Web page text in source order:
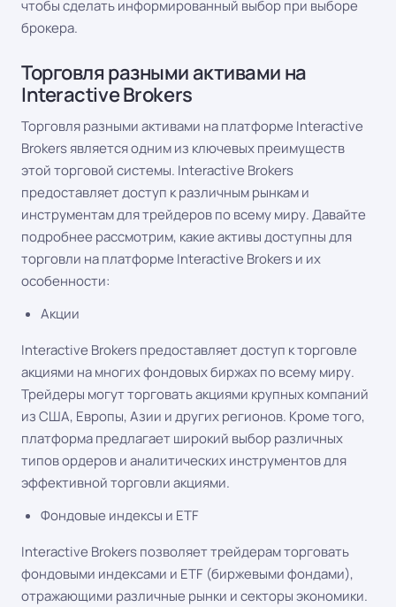
чтобы сделать информированный выбор при выборе
брокера.
Торговля разными активами на
Interactive Brokers
Торговля разными активами на платформе Interactive
Brokers является одним из ключевых преимуществ
этой торговой системы. Interactive Brokers
предоставляет доступ к различным рынкам и
инструментам для трейдеров по всему миру. Давайте
подробнее рассмотрим, какие активы доступны для
торговли на платформе Interactive Brokers и их
особенности:
Акции
Interactive Brokers предоставляет доступ к торговле
акциями на многих фондовых биржах по всему миру.
Трейдеры могут торговать акциями крупных компаний
из США, Европы, Азии и других регионов. Кроме того,
платформа предлагает широкий выбор различных
типов ордеров и аналитических инструментов для
эффективной торговли акциями.
Фондовые индексы и ETF
Interactive Brokers позволяет трейдерам торговать
фондовыми индексами и ETF (биржевыми фондами),
отражающими различные рынки и секторы экономики.